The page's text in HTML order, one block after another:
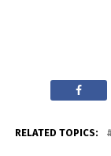
RELATED TOPICS: